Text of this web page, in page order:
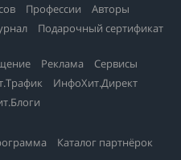
Профессии
Авторы
Подарочный сертификат
Реклама
Сервисы
ИнфоХит.Директ
Каталог партнёрок